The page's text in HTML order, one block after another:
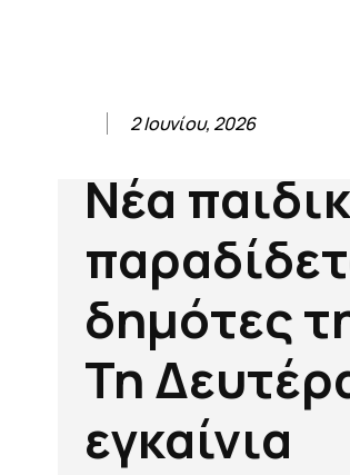
2 Ιουνίου, 2026
Νέα
δημότες
Τη
εγκαίνια